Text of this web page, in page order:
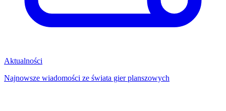
Aktualności
Najnowsze wiadomości ze świata gier planszowych